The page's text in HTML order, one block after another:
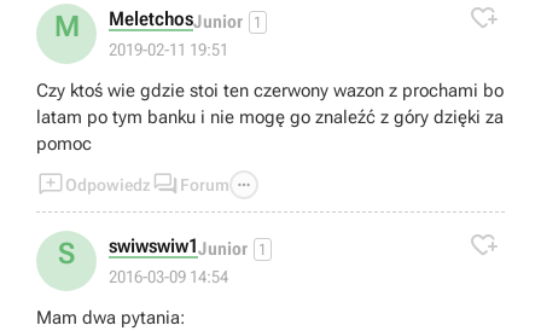
M MeletchosJunior 1
2019-02-11 19:51

Czy ktoś wie gdzie stoi ten czerwony wazon z prochami bo
latam po tym banku i nie mogę go znaleźć z góry dzięki za
pomoc
Odpowiedz  Forum 
S swiwswiw1Junior 1
2016-03-09 14:54

Mam dwa pytania: